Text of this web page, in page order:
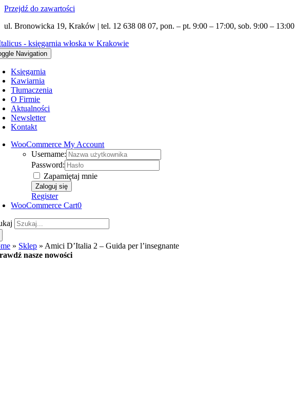
Przejdź do zawartości
ul. Bronowicka 19, Kraków | tel. 12 638 08 07, pon. – pt. 9:00 – 17:00, sob. 9:00 – 13:00
Navigation
Księgarnia
Kawiarnia
Tłumaczenia
O Firmie
Aktualności
Newsletter
Kontakt
WooCommerce My Account
Username:
Password:
Zapamiętaj mnie
Register
WooCommerce Cart0
» Sklep » Amici D’Italia 2 – Guida per l’insegnante
nasze nowości